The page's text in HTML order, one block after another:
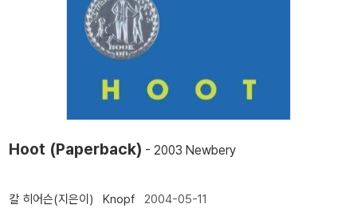
Hoot (Paperback) - 2003 Newbery
칼 히어슨(지은이) Knopf 2004-05-11